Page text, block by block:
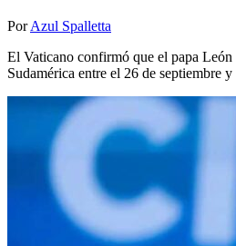
Por Azul Spalletta
El Vaticano confirmó que el papa
Sudamérica entre el 26 de septiembre